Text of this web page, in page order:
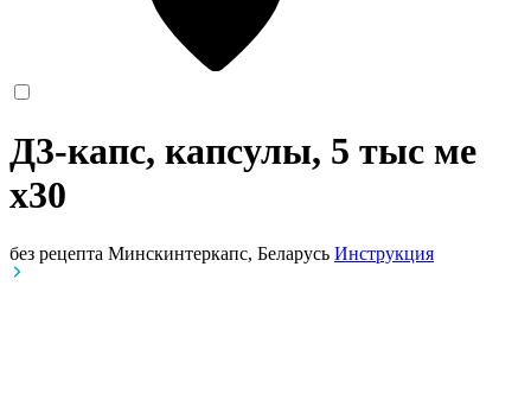
Д3-капс, капсулы, 5 тыс ме
x30
без рецепта Минскинтеркапс, Беларусь Инструкция